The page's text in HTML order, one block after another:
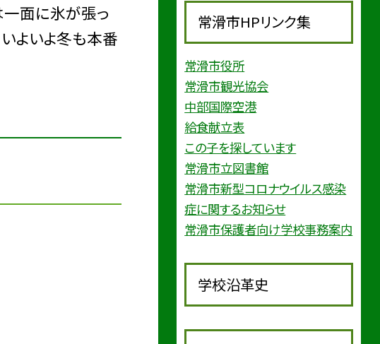
一面に氷が張っ
よいよ冬も本番
常滑市HPリンク集
常滑市役所
常滑市観光協会
中部国際空港
給食献立表
この子を探しています
常滑市立図書館
常滑市新型コロナウイルス感染
症に関するお知らせ
常滑市保護者向け学校事務案内
学校沿革史